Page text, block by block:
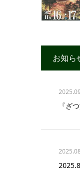
お知ら
『ざ